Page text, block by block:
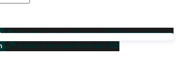
Bieten Sie einen Preis an!
Wertschätzung
Bieten Sie einen Preis an!